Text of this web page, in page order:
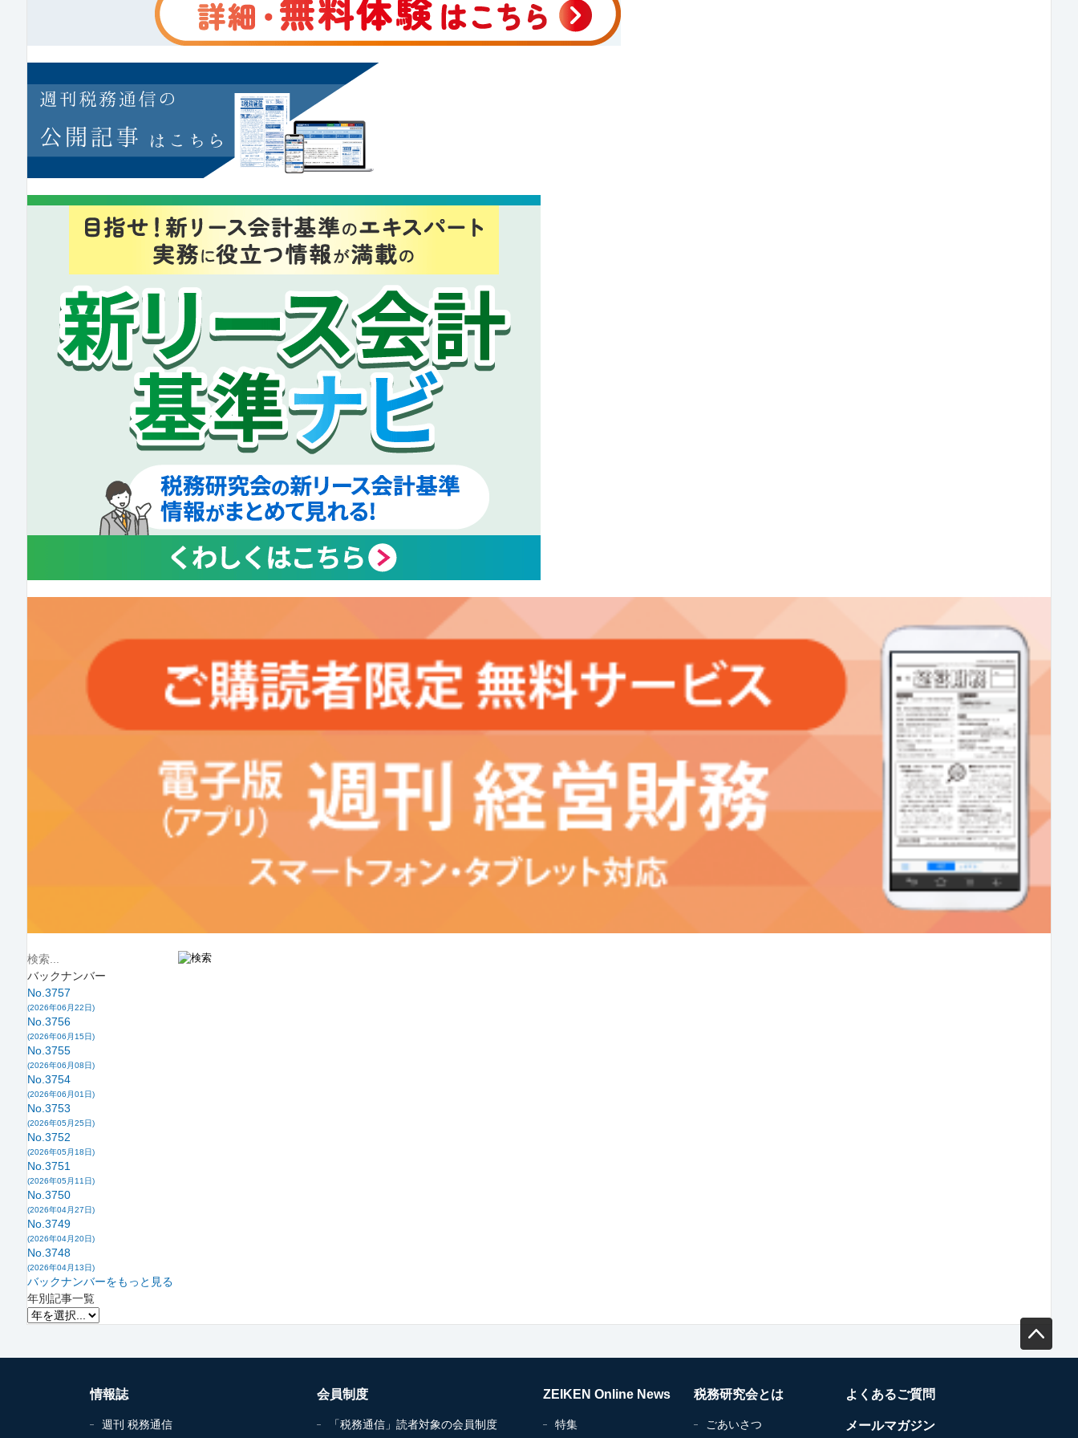
バックナンバー
No.3757
(2026年06月22日)
No.3756
(2026年06月15日)
No.3755
(2026年06月08日)
No.3754
(2026年06月01日)
No.3753
(2026年05月25日)
No.3752
(2026年05月18日)
No.3751
(2026年05月11日)
No.3750
(2026年04月27日)
No.3749
(2026年04月20日)
No.3748
(2026年04月13日)
バックナンバーをもっと見る
年別記事一覧
情報誌
週刊 税務通信
会員制度
「税務通信」読者対象の会員制度
ZEIKEN Online News
特集
税務研究会とは
ごあいさつ
よくあるご質問
メールマガジン